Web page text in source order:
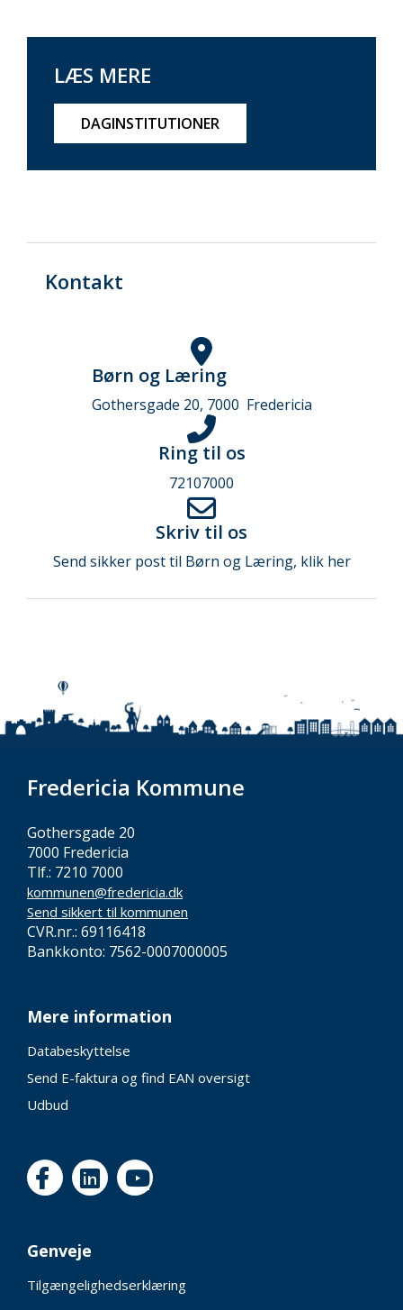
LÆS MERE
DAGINSTITUTIONER
Kontakt
Børn og Læring
Gothersgade 20, 7000 Fredericia
Ring til os
72107000
Skriv til os
Send sikker post til Børn og Læring, klik her
Fredericia Kommune
Gothersgade 20
7000 Fredericia
Tlf.: 7210 7000
kommunen@fredericia.dk
Send sikkert til kommunen
CVR.nr.: 69116418
Bankkonto: 7562-0007000005
Mere information
Databeskyttelse
Send E-faktura og find EAN oversigt
Udbud
Genveje
Tilgængelighedserklæring